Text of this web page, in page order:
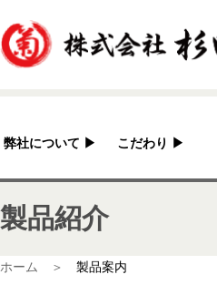
弊社について ▶
杉田石材店とは？
会社概要
こだわり ▶
加工へのこだわり
製品紹介
ホーム ＞ 製品案内